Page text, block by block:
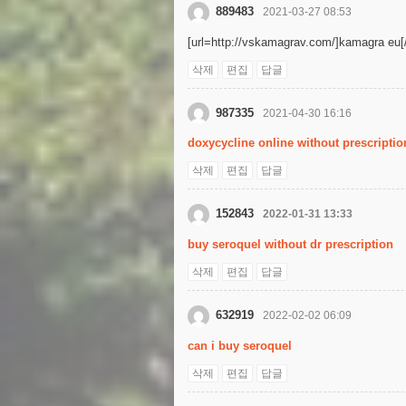
889483 2021-03-27 08:53
[url=http://vskamagrav.com/]kamagra
삭제 편집 답글
987335 2021-04-30 16:16
doxycycline online without
삭제 편집 답글
152843 2022-01-31 13:33
buy seroquel without dr prescription
삭제 편집 답글
632919 2022-02-02 06:09
can i buy seroquel
삭제 편집 답글